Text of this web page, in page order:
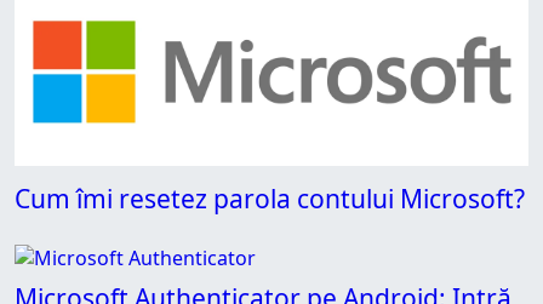
Cum îmi resetez parola contului Microsoft?